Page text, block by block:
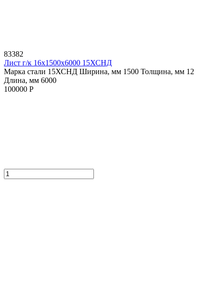
83382
Лист г/к 16х1500х6000 15ХСНД
Марка стали 15ХСНД Ширина, мм 1500 Толщина, мм 12
Длина, мм 6000
100000 Р